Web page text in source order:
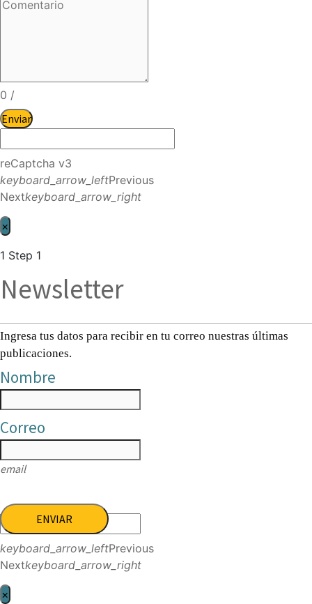
0 /
Enviar
reCaptcha v3
keyboard_arrow_leftPrevious
Nextkeyboard_arrow_right
×
1 Step 1
Newsletter
Ingresa tus datos para recibir en tu correo nuestras últimas
publicaciones.
Nombre
Correo
email
ENVIAR
keyboard_arrow_leftPrevious
Nextkeyboard_arrow_right
×